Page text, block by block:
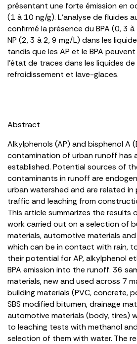
présentant une forte émission en
(1 à 10 ng/g). L’analyse de fluides
confirmé la présence du BPA (0, 3
NP (2, 3 à 2, 9 mg/L) dans les
tandis que les AP et le BPA
l’état de traces dans les liquides de
refroidissement et lave-glaces.
Abstract
Alkylphenols (AP) and bisphenol A
contamination of urban runoff has
established. Potential sources of
contaminants in runoff are
urban watershed and are related
traffic and leaching from
This article summarizes the results
work carried out on a selection of
materials, automotive materials
which can be in contact with rain,
their potential for AP, alkylphenol
BPA emission into the runoff. 36
materials, new and used across 7
building materials (PVC, concrete,
SBS modified bitumen, drainage
automotive materials (body, tires)
to leaching tests with methanol
selection of them with water. The